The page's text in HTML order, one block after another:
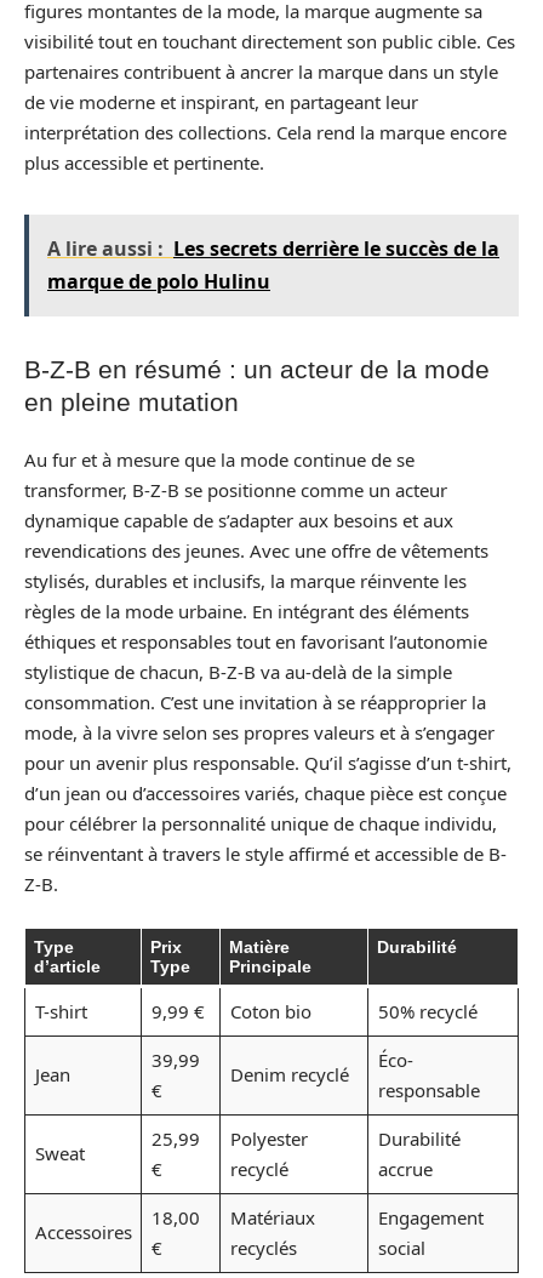
figures montantes de la mode, la marque augmente sa
visibilité tout en touchant directement son public cible. Ces
partenaires contribuent à ancrer la marque dans un style
de vie moderne et inspirant, en partageant leur
interprétation des collections. Cela rend la marque encore
plus accessible et pertinente.
A lire aussi : Les secrets derrière le succès de la
marque de polo Hulinu
B-Z-B en résumé : un acteur de la mode
en pleine mutation
Au fur et à mesure que la mode continue de se
transformer, B-Z-B se positionne comme un acteur
dynamique capable de s’adapter aux besoins et aux
revendications des jeunes. Avec une offre de vêtements
stylisés, durables et inclusifs, la marque réinvente les
règles de la mode urbaine. En intégrant des éléments
éthiques et responsables tout en favorisant l’autonomie
stylistique de chacun, B-Z-B va au-delà de la simple
consommation. C’est une invitation à se réapproprier la
mode, à la vivre selon ses propres valeurs et à s’engager
pour un avenir plus responsable. Qu’il s’agisse d’un t-shirt,
d’un jean ou d’accessoires variés, chaque pièce est conçue
pour célébrer la personnalité unique de chaque individu,
se réinventant à travers le style affirmé et accessible de B-
Z-B.
Type
d’article
Prix
Type
Matière
Principale
Durabilité
T-shirt 9,99 € Coton bio 50% recyclé
Jean
39,99
€
Denim recyclé
Éco-
responsable
Sweat
25,99
€
Polyester
recyclé
Durabilité
accrue
Accessoires
18,00
€
Matériaux
recyclés
Engagement
social